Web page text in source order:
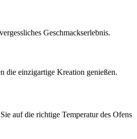
Geschmackserlebnis.
die einzigartige Kreation genießen.
auf die richtige Temperatur des Ofens